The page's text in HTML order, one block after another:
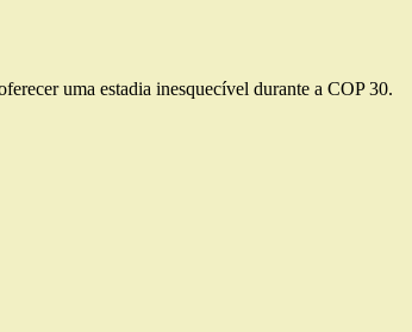
uma estadia inesquecível durante a COP 30.